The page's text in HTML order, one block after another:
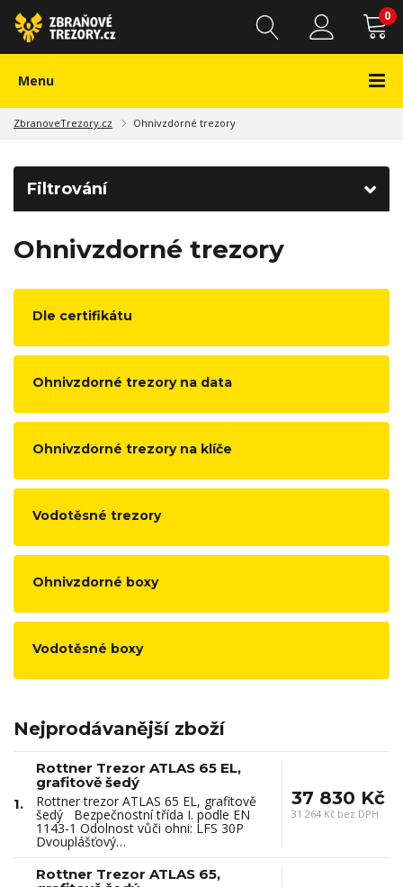
0
Menu
ZbranoveTrezory.cz Ohnivzdorné trezory
Filtrování
Ohnivzdorné trezory
Dle certifikátu
Ohnivzdorné trezory na data
Ohnivzdorné trezory na klíče
Vodotěsné trezory
Ohnivzdorné boxy
Vodotěsné boxy
Nejprodávanější zboží
1.
Rottner Trezor ATLAS 65 EL,
grafitově šedý
Rottner trezor ATLAS 65 EL, grafitově
šedý Bezpečnostní třída I. podle EN
1143-1 Odolnost vůči ohni: LFS 30P
Dvouplášťový…
37 830 Kč
31 264 Kč bez DPH
Rottner Trezor ATLAS 65,